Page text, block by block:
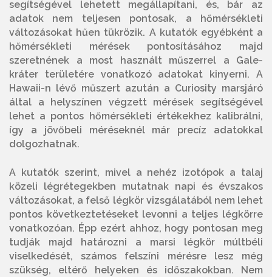
segítségével lehetett megállapítani, és, bár az
adatok nem teljesen pontosak, a hőmérsékleti
változásokat hűen tükrözik. A kutatók egyébként a
hőmérsékleti mérések pontosításához majd
szeretnének a most használt műszerrel a Gale-
kráter területére vonatkozó adatokat kinyerni. A
Hawaii-n lévő műszert azután a Curiosity marsjáró
által a helyszínen végzett mérések segítségével
lehet a pontos hőmérsékleti értékekhez kalibrálni,
így a jövőbeli méréseknél már precíz adatokkal
dolgozhatnak.
A kutatók szerint, mivel a nehéz izotópok a talaj
közeli légrétegekben mutatnak napi és évszakos
változásokat, a felső légkör vizsgálatából nem lehet
pontos következtetéseket levonni a teljes légkörre
vonatkozóan. Épp ezért ahhoz, hogy pontosan meg
tudják majd határozni a marsi légkör múltbéli
viselkedését, számos felszíni mérésre lesz még
szükség, eltérő helyeken és időszakokban. Nem